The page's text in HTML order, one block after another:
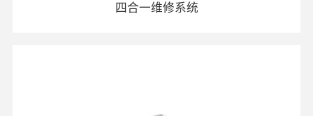
四合一维修系统